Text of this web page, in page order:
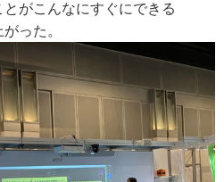
がこんなにすぐにできる
った。